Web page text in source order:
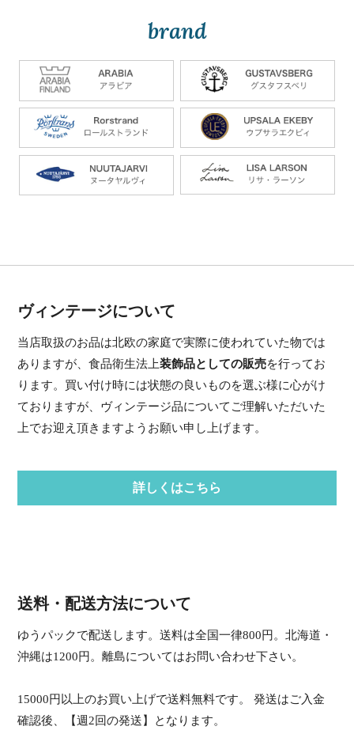
brand
ヴィンテージについて
当店取扱のお品は北欧の家庭で実際に使われていた物では
ありますが、食品衛生法上装飾品としての販売を行ってお
ります。買い付け時には状態の良いものを選ぶ様に心がけ
ておりますが、ヴィンテージ品についてご理解いただいた
上でお迎え頂きますようお願い申し上げます。
詳しくはこちら
送料・配送方法について
ゆうパックで配送します。送料は全国一律800円。北海道・
沖縄は1200円。離島についてはお問い合わせ下さい。
15000円以上のお買い上げで送料無料です。 発送はご入金
確認後、【週2回の発送】となります。